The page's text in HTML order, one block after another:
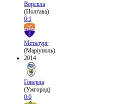
Ворскла
(Полтава)
0:1
Металург
(Маріуполь)
2014
Говерла
(Ужгород)
0:0